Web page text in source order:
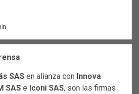
SAS en alianza con Innova
SAS e Iconi SAS, son las firmas